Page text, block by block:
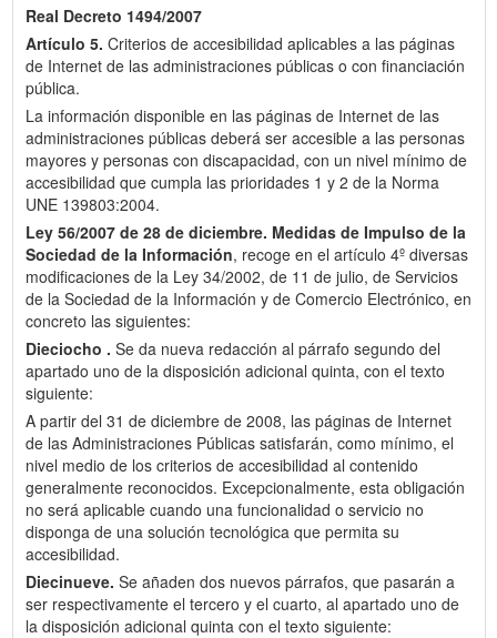
Real Decreto 1494/2007
Artículo 5. Criterios de accesibilidad aplicables a las páginas
de Internet de las administraciones públicas o con financiación
pública.
La información disponible en las páginas de Internet de las
administraciones públicas deberá ser accesible a las personas
mayores y personas con discapacidad, con un nivel mínimo de
accesibilidad que cumpla las prioridades 1 y 2 de la Norma
UNE 139803:2004.
Ley 56/2007 de 28 de diciembre. Medidas de Impulso de la
Sociedad de la Información, recoge en el artículo 4º diversas
modificaciones de la Ley 34/2002, de 11 de julio, de Servicios
de la Sociedad de la Información y de Comercio Electrónico, en
concreto las siguientes:
Dieciocho . Se da nueva redacción al párrafo segundo del
apartado uno de la disposición adicional quinta, con el texto
siguiente:
A partir del 31 de diciembre de 2008, las páginas de Internet
de las Administraciones Públicas satisfarán, como mínimo, el
nivel medio de los criterios de accesibilidad al contenido
generalmente reconocidos. Excepcionalmente, esta obligación
no será aplicable cuando una funcionalidad o servicio no
disponga de una solución tecnológica que permita su
accesibilidad.
Diecinueve. Se añaden dos nuevos párrafos, que pasarán a
ser respectivamente el tercero y el cuarto, al apartado uno de
la disposición adicional quinta con el texto siguiente: